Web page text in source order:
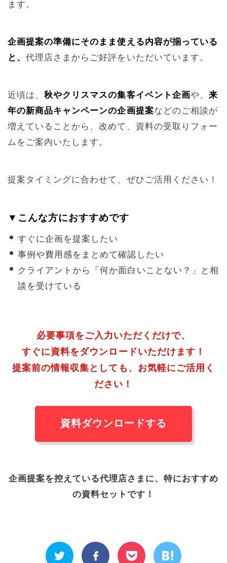
ます。
企画提案の準備にそのまま使える内容が揃っている
と、代理店さまからご好評をいただいています。
近頃は、秋やクリスマスの集客イベント企画や、 来
年の新商品キャンペーンの企画提案などのご相談が
増えていることから、改めて、資料の受取りフォー
ムをご案内いたします。
提案タイミングに合わせて、ぜひご活用ください！
▼こんな方におすすめです
すぐに企画を提案したい
事例や費用感をまとめて確認したい
クライアントから「何か面白いことない？」と相
談を受けている
必要事項をご入力いただくだけで、
すぐに資料をダウンロードいただけます！
提案前の情報収集としても、お気軽にご活用く
ださい！
資料ダウンロードする
企画提案を控えている代理店さまに、特におすすめ
の資料セットです！